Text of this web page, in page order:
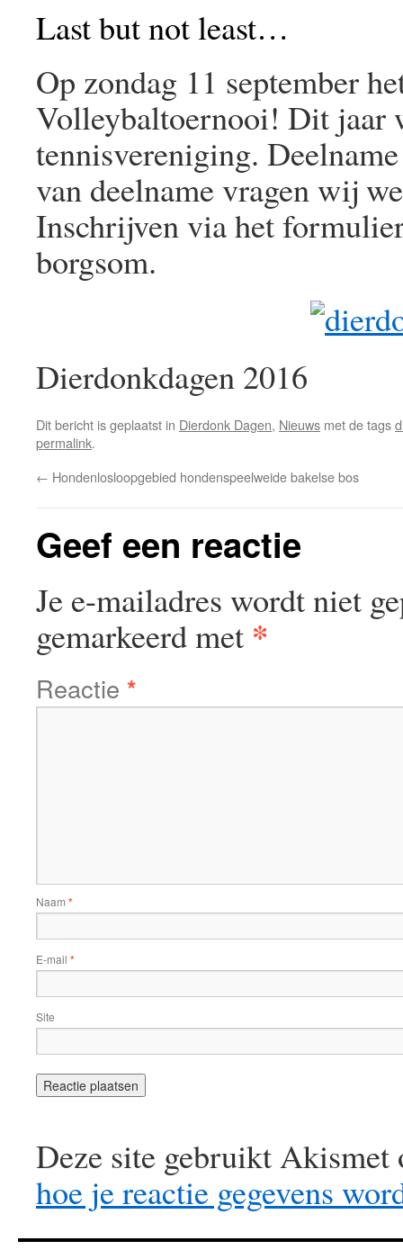
Last but not least…
Op zondag 11 september
Volleybaltoernooi! Dit jaar
tennisvereniging.
van deelname vragen wij
Inschrijven via het
borgsom.
Dierdonkdagen 2016
Dit bericht is geplaatst in Dierdonk Dagen, Nieuws met de tags
permalink.
← Hondenlosloopgebied hondenspeelweide bakelse bos
Geef een reactie
Je e-mailadres wordt niet
gemarkeerd met *
Reactie *
Naam *
E-mail *
Site
Deze site gebruikt
hoe je reactie gegevens